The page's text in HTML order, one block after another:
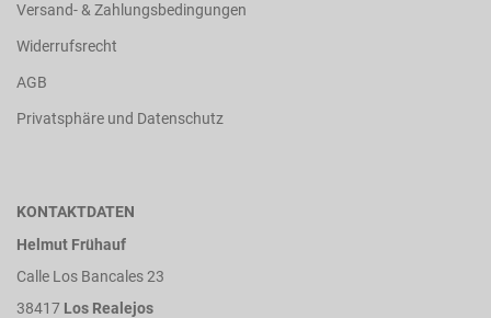
Versand- & Zahlungsbedingungen
Widerrufsrecht
AGB
Privatsphäre und Datenschutz
KONTAKTDATEN
Helmut Frühauf
Calle Los Bancales 23
38417 Los Realejos